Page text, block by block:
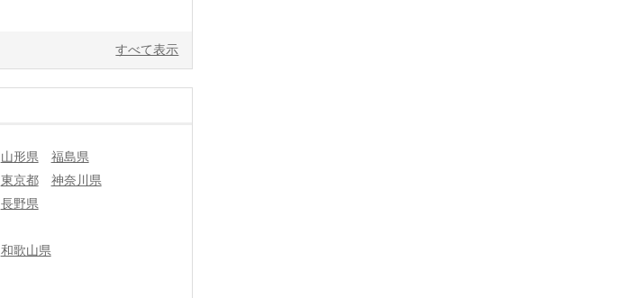
すべて表示
山形県
福島県
東京都
神奈川県
長野県
和歌山県